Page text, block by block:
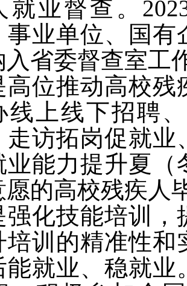
就业督查。
事业单位、国
入省委督查室工
高位推动高校
线上线下招聘
走访拓岗促就
业能力提升夏（
愿的高校残疾人
强化技能培训
培训的精准性和
能就业、稳就业